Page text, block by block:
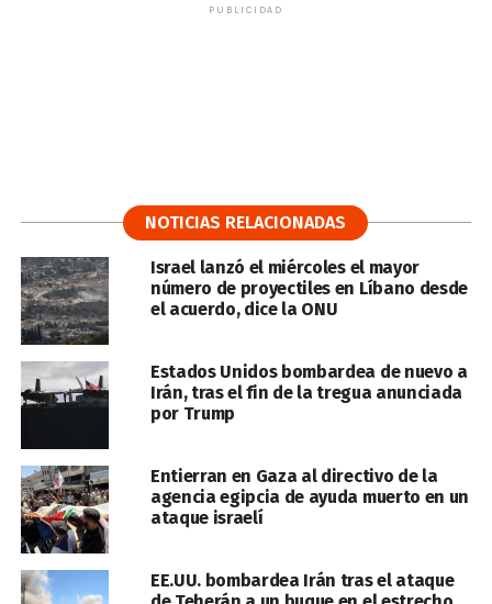
PUBLICIDAD
NOTICIAS RELACIONADAS
Israel lanzó el miércoles el mayor
número de proyectiles en Líbano desde
el acuerdo, dice la ONU
Estados Unidos bombardea de nuevo a
Irán, tras el fin de la tregua anunciada
por Trump
Entierran en Gaza al directivo de la
agencia egipcia de ayuda muerto en un
ataque israelí
EE.UU. bombardea Irán tras el ataque